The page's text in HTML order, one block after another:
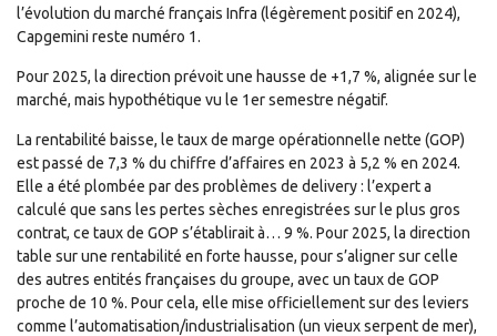
l’évolution du marché français Infra (légèrement positif en 2024),
Capgemini reste numéro 1.
Pour 2025, la direction prévoit une hausse de +1,7 %, alignée sur le
marché, mais hypothétique vu le 1er semestre négatif.
La rentabilité baisse, le taux de marge opérationnelle nette (GOP)
est passé de 7,3 % du chiffre d’affaires en 2023 à 5,2 % en 2024.
Elle a été plombée par des problèmes de delivery : l’expert a
calculé que sans les pertes sèches enregistrées sur le plus gros
contrat, ce taux de GOP s’établirait à… 9 %. Pour 2025, la direction
table sur une rentabilité en forte hausse, pour s’aligner sur celle
des autres entités françaises du groupe, avec un taux de GOP
proche de 10 %. Pour cela, elle mise officiellement sur des leviers
comme l’automatisation/industrialisation (un vieux serpent de mer),